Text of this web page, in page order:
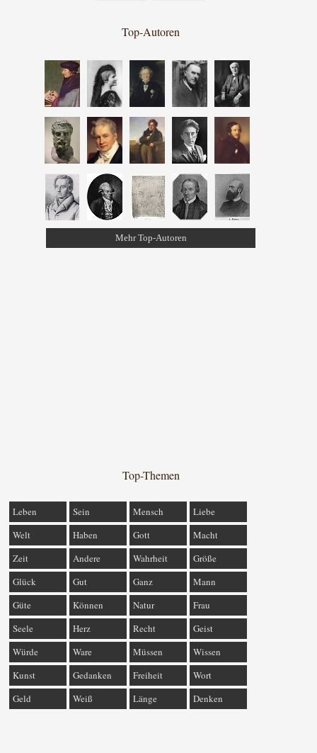
Top-Autoren
Mehr Top-Autoren
Top-Themen
Leben Sein Mensch
Liebe
Welt
Haben Gott
Macht
Zeit
Andere Wahrheit
Größe
Glück
Gut Ganz
Mann
Güte
Können Natur
Frau
Seele
Herz Recht
Geist
Würde
Ware Müssen
Wissen
Kunst
Gedanken Freiheit
Wort
Geld
Weiß Länge Denken